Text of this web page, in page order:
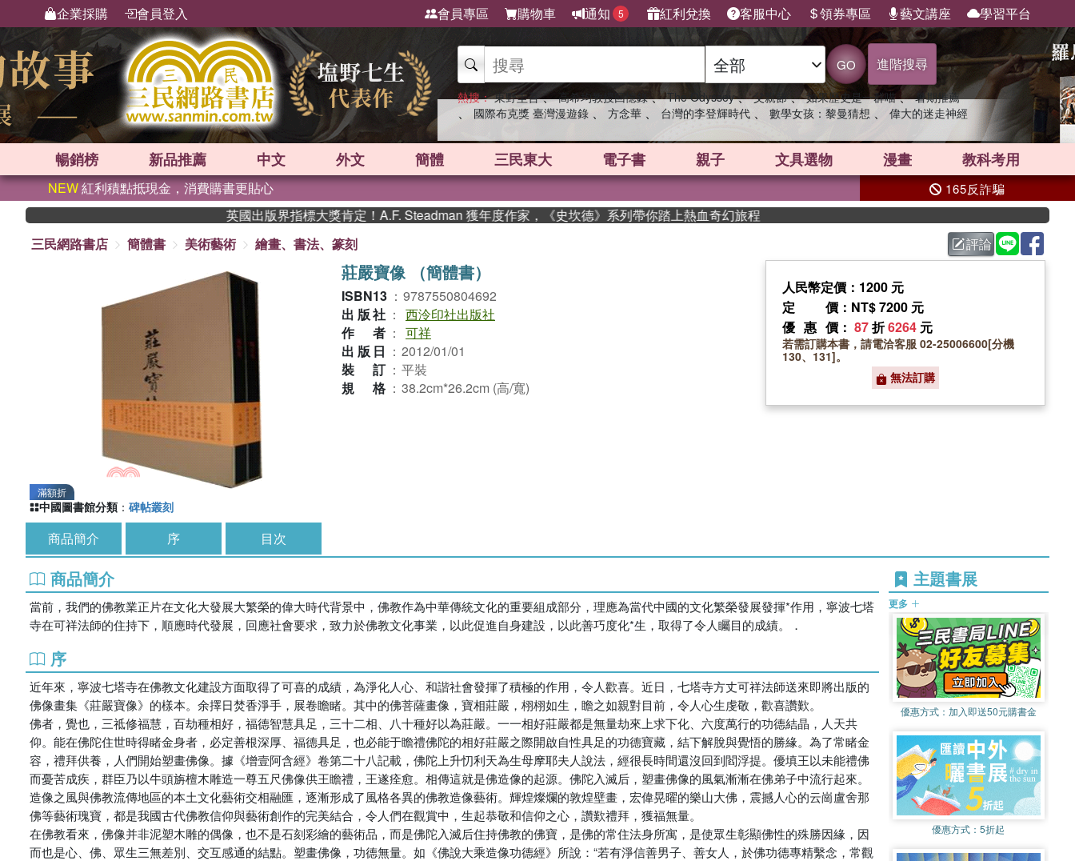
企業採購 會員登入 會員專區 購物車 通知 5 紅利兌換 客服中心 領券專區 藝文講座 學習平台
GO 進階搜尋
熱搜： 東野圭吾 、 高希均教授回憶錄 、 The Odyssey 、 父親節 、 如果歷史是一群喵 、 暑期推薦
、 國際布克獎 臺灣漫遊錄 、 方念華 、 台灣的李登輝時代 、 數學女孩：黎曼猜想 、 偉大的迷走神經
暢銷榜 新品推薦 中文 外文 簡體 三民東大 電子書 親子 文具選物 漫畫 教科考用
NEW紅利積點抵現金，消費購書更貼心 165反詐騙
英國出版界指標大獎肯定！A.F. Steadman 獲年度作家，《史坎德》系列帶你踏上熱血奇幻旅程
三民網路書店
簡體書 美術藝術 繪畫、書法、篆刻 評論
滿額折
莊嚴寶像 （簡體書）
ISBN13 ： 9787550804692
出版社 ： 西泠印社出版社
作者 ： 可祥
出版日 ： 2012/01/01
裝訂 ： 平裝
規格 ： 38.2cm*26.2cm (高/寬)
人民幣定價：1200 元
定價 ：NT$ 7200 元
優惠價 ： 87折6264 元
若需訂購本書，請電洽客服 02-25006600[分機
130、131]。
無法訂購
中國圖書館分類 ： 碑帖叢刻
商品簡介 序 目次
商品簡介
當前，我們的佛教業正片在文化大發展大繁榮的偉大時代背景中，佛教作為中華傳統文化的重要組成部分，理應為當代中國的文化繁榮發展發揮*作用，寧波七塔
寺在可祥法師的住持下，順應時代發展，回應社會要求，致力於佛教文化事業，以此促進自身建設，以此善巧度化*生，取得了令人矚目的成績。．
序
近年來，寧波七塔寺在佛教文化建設方面取得了可喜的成績，為淨化人心、和諧社會發揮了積極的作用，令人歡喜。近日，七塔寺方丈可祥法師送來即將出版的
佛像畫集《莊嚴寶像》的樣本。余擇日焚香淨手，展卷瞻睹。其中的佛菩薩畫像，寶相莊嚴，栩栩如生，瞻之如親對目前，令人心生虔敬，歡喜讚歎。
佛者，覺也，三祗修福慧，百劫種相好，福德智慧具足，三十二相、八十種好以為莊嚴。一一相好莊嚴都是無量劫來上求下化、六度萬行的功德結晶，人天共
仰。能在佛陀住世時得睹金身者，必定善根深厚、福德具足，也必能于瞻禮佛陀的相好莊嚴之際開啟自性具足的功德寶藏，結下解脫與覺悟的勝緣。為了常睹金
容，禮拜供養，人們開始塑畫佛像。據《增壹阿含經》卷第二十八記載，佛陀上升忉利天為生母摩耶夫人說法，經很長時間還沒回到閻浮提。優填王以未能禮佛
而憂苦成疾，群臣乃以牛頭旃檀木雕造一尊五尺佛像供王瞻禮，王遂痊愈。相傳這就是佛造像的起源。佛陀入滅后，塑畫佛像的風氣漸漸在佛弟子中流行起來。
造像之風與佛教流傳地區的本土文化藝術交相融匯，逐漸形成了風格各異的佛教造像藝術。輝煌燦爛的敦煌壁畫，宏偉晃曜的樂山大佛，震撼人心的云崗盧舍那
佛等藝術瑰寶，都是我國古代佛教信仰與藝術創作的完美結合，令人們在觀賞中，生起恭敬和信仰之心，讚歎禮拜，獲福無量。
在佛教看來，佛像并非泥塑木雕的偶像，也不是石刻彩繪的藝術品，而是佛陀入滅后住持佛教的佛寶，是佛的常住法身所寓，是使眾生彰顯佛性的殊勝因緣，因
而也是心、佛、眾生三無差別、交互感通的結點。塑畫佛像，功德無量。如《佛說大乘造像功德經》所說：“若有淨信善男子、善女人，於佛功德專精繫念，常觀
主題書展
更多
優惠方式： 加入即送50元購書金
優惠方式：5折起